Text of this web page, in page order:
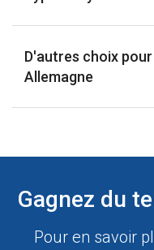
D'autres choix
Allemagne
Gagnez du
Pour en savoir